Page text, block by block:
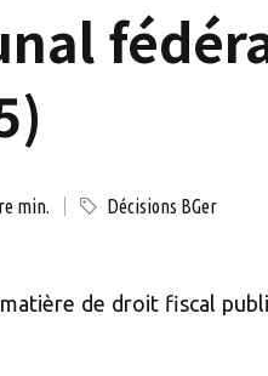
min. Décisions BGer
de droit fiscal